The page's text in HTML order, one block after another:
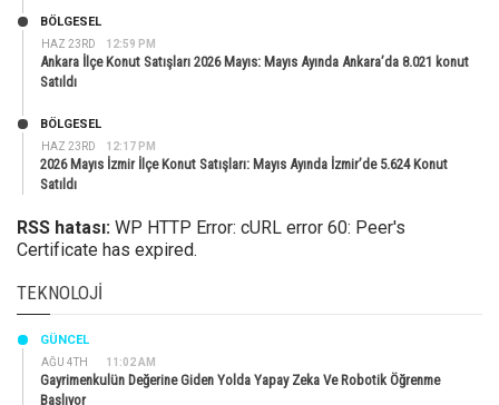
HAZ 23RD 12:59 PM
BÖLGESEL
Ankara İlçe Konut Satışları 2026 Mayıs: Mayıs Ayında Ankara’da 8.021 konut
Satıldı
HAZ 23RD 12:17 PM
BÖLGESEL
2026 Mayıs İzmir İlçe Konut Satışları: Mayıs Ayında İzmir’de 5.624 Konut
Satıldı
RSS hatası: WP HTTP Error: cURL error 60: Peer's
Certificate has expired.
TEKNOLOJI
AĞU 4TH 11:02 AM
GÜNCEL
Gayrimenkulün Değerine Giden Yolda Yapay Zeka Ve Robotik Öğrenme
Başlıyor